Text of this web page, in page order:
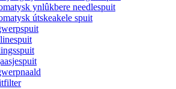
ynlûkbere needlespuit
útskeakele spuit